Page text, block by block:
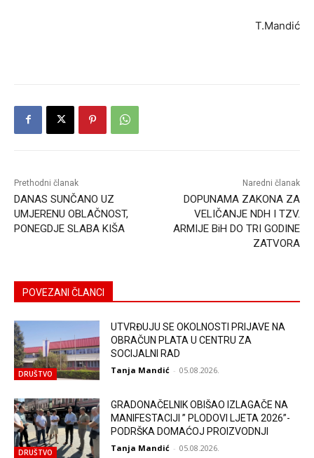
T.Mandić
Prethodni članak
DANAS SUNČANO UZ
UMJERENU OBLAČNOST,
PONEGDJE SLABA KIŠA
Naredni članak
DOPUNAMA ZAKONA ZA
VELIČANJE NDH I TZV.
ARMIJE BiH DO TRI GODINE
ZATVORA
POVEZANI ČLANCI
DRUŠTVO
UTVRĐUJU SE OKOLNOSTI PRIJAVE NA
OBRAČUN PLATA U CENTRU ZA
SOCIJALNI RAD
Tanja Mandić - 05.08.2026.
DRUŠTVO
GRADONAČELNIK OBIŠAO IZLAGAČE NA
MANIFESTACIJI ” PLODOVI LJETA 2026”-
PODRŠKA DOMAĆOJ PROIZVODNJI
Tanja Mandić - 05.08.2026.